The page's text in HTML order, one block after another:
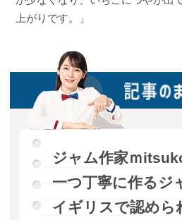
上がりです。」
ジャム作家ｍ
一つ丁寧に作るジ
イギリスで認めら